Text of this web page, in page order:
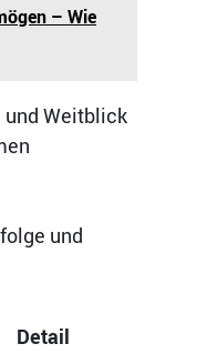
– Wie
und Weitblick
und
Detail